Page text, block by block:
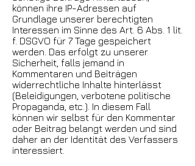
können ihre IP-Adressen auf
Grundlage unserer berechtigten
Interessen im Sinne des Art. 6 Abs. 1 lit.
f. DSGVO für 7 Tage gespeichert
werden. Das erfolgt zu unserer
Sicherheit, falls jemand in
Kommentaren und Beiträgen
widerrechtliche Inhalte hinterlässt
(Beleidigungen, verbotene politische
Propaganda, etc.). In diesem Fall
können wir selbst für den Kommentar
oder Beitrag belangt werden und sind
daher an der Identität des Verfassers
interessiert.